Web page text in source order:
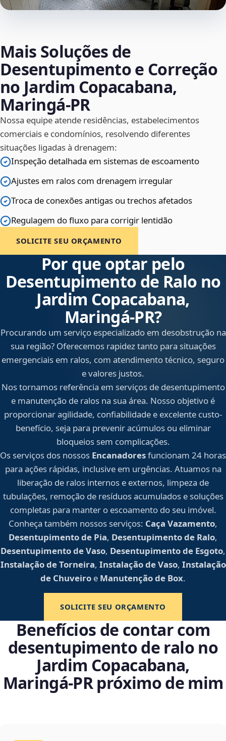
Mais Soluções de
Desentupimento e Correção
no Jardim Copacabana,
Maringá‑PR
Nossa equipe atende residências, estabelecimentos
comerciais e condomínios, resolvendo diferentes
situações ligadas à drenagem:
Inspeção detalhada em sistemas de escoamento
Ajustes em ralos com drenagem irregular
Troca de conexões antigas ou trechos afetados
Regulagem do fluxo para corrigir lentidão
SOLICITE SEU ORÇAMENTO
Por que optar pelo
Desentupimento de Ralo no
Jardim Copacabana,
Maringá‑PR?
Procurando um serviço especializado em desobstrução na
sua região? Oferecemos rapidez tanto para situações
emergenciais em ralos, com atendimento técnico, seguro
e valores justos.
Nos tornamos referência em serviços de desentupimento
e manutenção de ralos na sua área. Nosso objetivo é
proporcionar agilidade, confiabilidade e excelente custo-
benefício, seja para prevenir acúmulos ou eliminar
bloqueios sem complicações.
Os serviços dos nossos Encanadoresfuncionam 24 horas
para ações rápidas, inclusive em urgências. Atuamos na
liberação de ralos internos e externos, limpeza de
tubulações, remoção de resíduos acumulados e soluções
completas para manter o escoamento do seu imóvel.
Conheça também nossos serviços: Caça Vazamento,
Desentupimento de Pia, Desentupimento de Ralo,
Desentupimento de Vaso, Desentupimento de Esgoto,
Instalação de Torneira, Instalação de Vaso, Instalação
de Chuveiro e Manutenção de Box.
SOLICITE SEU ORÇAMENTO
Benefícios de contar com
desentupimento de ralo no
Jardim Copacabana,
Maringá‑PR próximo de mim